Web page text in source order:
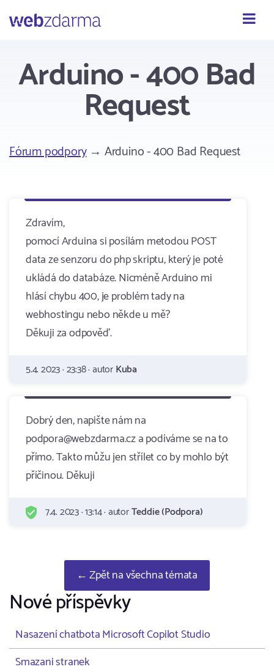
Webzdarma
Arduino - 400 Bad
Request
Fórum podpory→ Arduino - 400 Bad Request
Zdravím,
pomocí Arduina si posílám metodou POST
data ze senzoru do php skriptu, který je poté
ukládá do databáze. Nicméně Arduino mi
hlásí chybu 400, je problém tady na
webhostingu nebo někde u mě?
Děkuji za odpověď.
5.4. 2023 · 23:38 · autorKuba
Dobrý den, napište nám na
podpora@webzdarma.cz a podíváme se na to
přímo. Takto můžu jen střílet co by mohlo být
příčinou. Děkuji
7.4. 2023 · 13:14 · autorTeddie (Podpora)
← Zpět na všechna témata
Nové příspěvky
Nasazení chatbota Microsoft Copilot Studio
Smazani stranek